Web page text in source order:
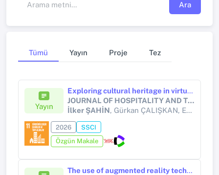
Ara
Tümü Yayın Proje Tez
Yayın
Exploring cultural heritage in virtual Seoul: the avatar-guided and solo metaverse tour experiences in Bukchon Hanok Village
JOURNAL OF HOSPITALITY AND TOURISM TECHNOLOGY
İlker ŞAHİN, Gürkan ÇALIŞKAN, Emrah YAŞARSOY
2026
SSCI
Özgün Makale
The use of augmented reality technologies in tourism businesses from the perspective of UTAUT2